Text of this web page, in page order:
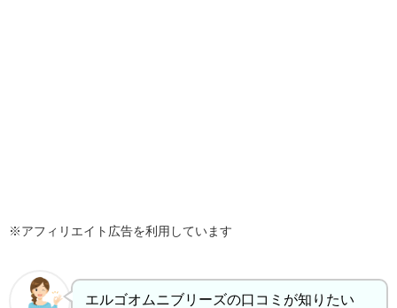
※アフィリエイト広告を利用しています
エルゴオムニブリーズの口コミが知りたい